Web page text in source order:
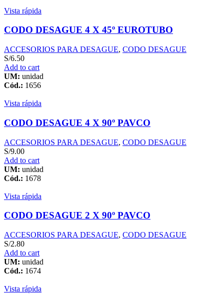
Vista rápida
CODO DESAGUE 4 X 45º EUROTUBO
ACCESORIOS PARA DESAGUE, CODO DESAGUE
S/6.50
Add to cart
UM: unidad
Cód.: 1656
Vista rápida
CODO DESAGUE 4 X 90º PAVCO
ACCESORIOS PARA DESAGUE, CODO DESAGUE
S/9.00
Add to cart
UM: unidad
Cód.: 1678
Vista rápida
CODO DESAGUE 2 X 90º PAVCO
ACCESORIOS PARA DESAGUE, CODO DESAGUE
S/2.80
Add to cart
UM: unidad
Cód.: 1674
Vista rápida